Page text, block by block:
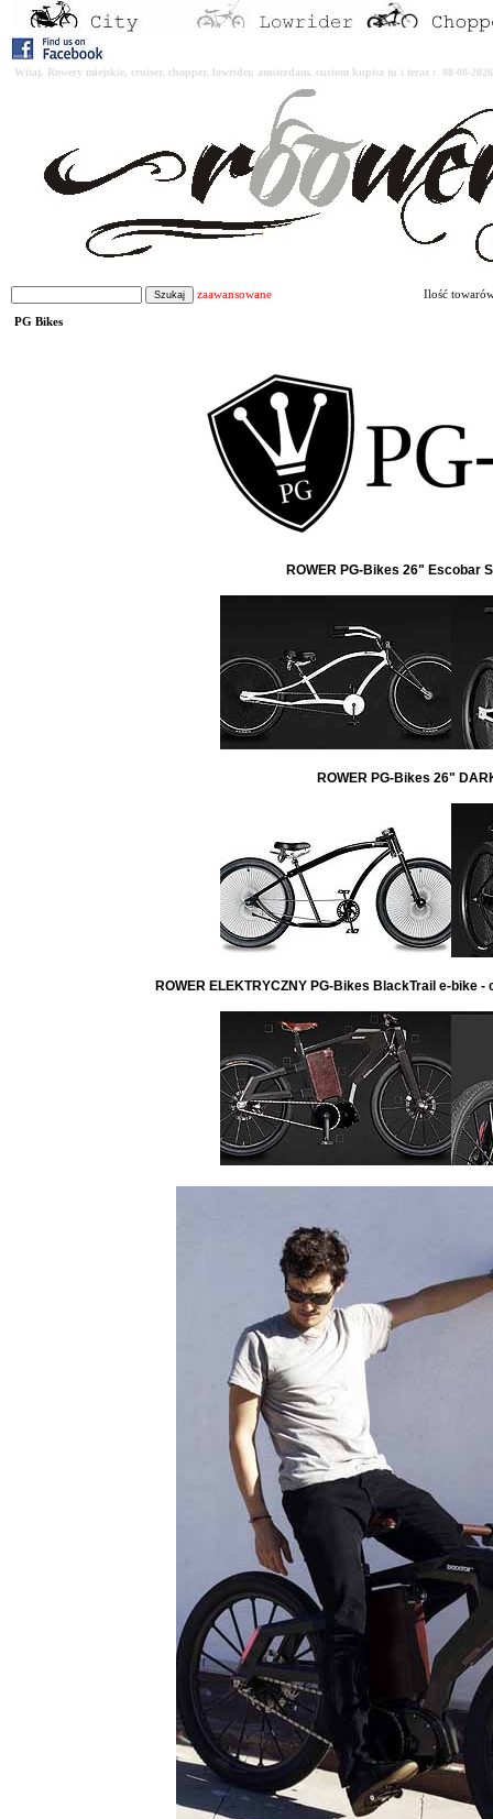
Witaj. Rowery miejskie, cruiser, chopper, lowrider, amsterdam, custom kupisz tu i teraz : 08-08-
zaawansowane Ilość
PG Bikes
ROWER PG-Bikes 26" Escobar
ROWER PG-Bikes 26"
ROWER ELEKTRYCZNY PG-Bikes BlackTrail e-bike